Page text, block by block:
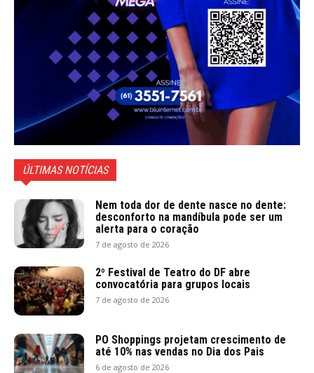
ÚLTIMAS NOTÍCIAS
Nem toda dor de dente nasce no dente:
desconforto na mandíbula pode ser um
alerta para o coração
7 de agosto de 2026
2º Festival de Teatro do DF abre
convocatória para grupos locais
7 de agosto de 2026
PO Shoppings projetam crescimento de
até 10% nas vendas no Dia dos Pais
6 de agosto de 2026